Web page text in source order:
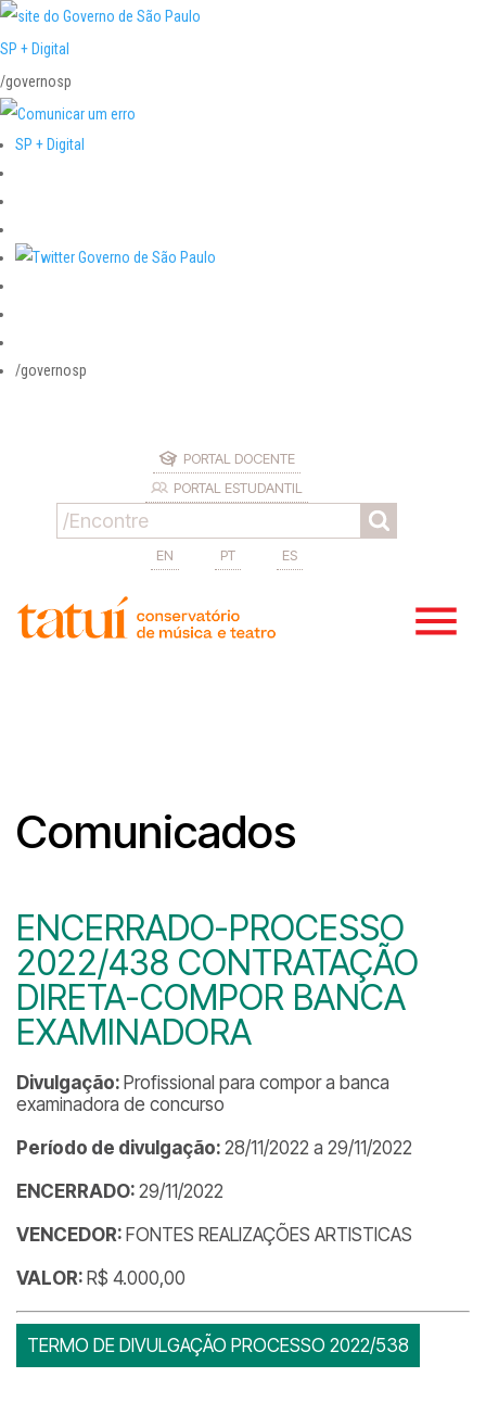
SP + Digital
/governosp
SP + Digital
/governosp
PORTAL DOCENTE
PORTAL ESTUDANTIL
EN PT ES
Comunicados
ENCERRADO-PROCESSO
2022/438 CONTRATAÇÃO
DIRETA-COMPOR BANCA
EXAMINADORA
Divulgação: Profissional para compor a banca
examinadora de concurso
Período de divulgação: 28/11/2022 a 29/11/2022
ENCERRADO: 29/11/2022
VENCEDOR: FONTES REALIZAÇÕES ARTISTICAS
VALOR: R$ 4.000,00
TERMO DE DIVULGAÇÃO PROCESSO 2022/538